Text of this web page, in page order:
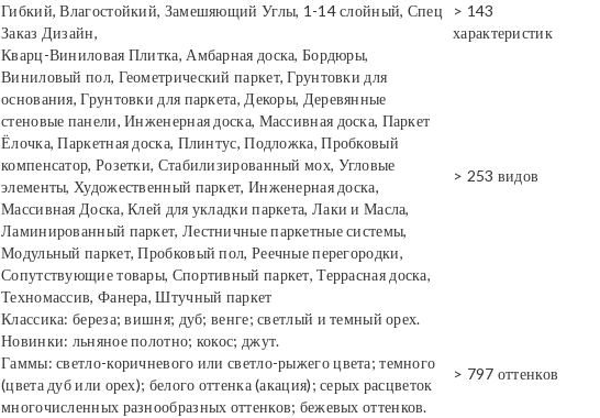
Гибкий, Влагостойкий, Замешяющий Углы, 1-14 слойный, Спец
Заказ Дизайн,
> 143
характеристик
Кварц-Виниловая Плитка, Амбарная доска, Бордюры,
Виниловый пол, Геометрический паркет, Грунтовки для
основания, Грунтовки для паркета, Декоры, Деревянные
стеновые панели, Инженерная доска, Массивная доска, Паркет
Ёлочка, Паркетная доска, Плинтус, Подложка, Пробковый
компенсатор, Розетки, Стабилизированный мох, Угловые
элементы, Художественный паркет, Инженерная доска,
Массивная Доска, Клей для укладки паркета, Лаки и Масла,
Ламинированный паркет, Лестничные паркетные системы,
Модульный паркет, Пробковый пол, Реечные перегородки,
Сопутствующие товары, Спортивный паркет, Террасная доска,
Техномассив, Фанера, Штучный паркет
> 253 видов
Классика: береза; вишня; дуб; венге; светлый и темный орех.
Новинки: льняное полотно; кокос; джут.
Гаммы: светло-коричневого или светло-рыжего цвета; темного
(цвета дуб или орех); белого оттенка (акация); серых расцветок
многочисленных разнообразных оттенков; бежевых оттенков.
> 797 оттенков